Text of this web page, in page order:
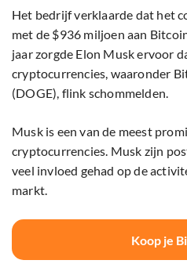
Het bedrijf verklaarde dat het
met de $936 miljoen aan
jaar zorgde Elon Musk ervoor
cryptocurrencies, waaronder
(DOGE), flink schommelden.
Musk is een van de meest
cryptocurrencies. Musk zijn
veel invloed gehad op de
markt.
Koop je